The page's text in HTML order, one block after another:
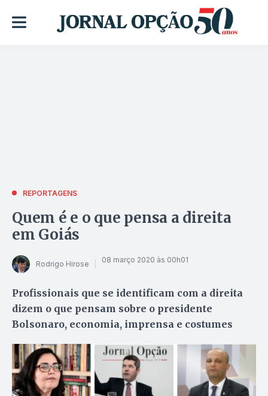
REPORTAGENS
Quem é e o que pensa a direita
em Goiás
Rodrigo Hirose 08 março 2020 às 00h01
Profissionais que se identificam com a direita
dizem o que pensam sobre o presidente
Bolsonaro, economia, imprensa e costumes